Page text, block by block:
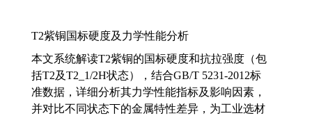
T2紫铜国标硬度及力学性能分析
本文系统解读T2紫铜的国标硬度和抗拉强度（包
括T2及T2_1/2H状态），结合GB/T 5231-2012标
准数据，详细分析其力学性能指标及影响因素，
并对比不同状态下的金属特性差异，为工业选材